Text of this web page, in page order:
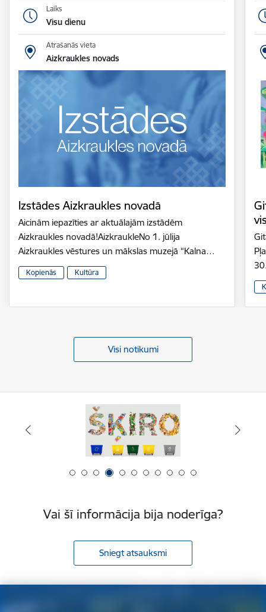
Laiks
Visu dienu
Atrašanās vieta
Aizkraukles novads
Izstādes Aizkraukles novadā
Aicinām iepazīties ar aktuālajām izstādēm
Aizkraukles novadā!AizkraukleNo 1. jūlija
Aizkraukles vēstures un mākslas muzejā “Kalna…
Kopienās Kultūra
Visi notikumi
Vai šī informācija bija noderīga?
Sniegt atsauksmi